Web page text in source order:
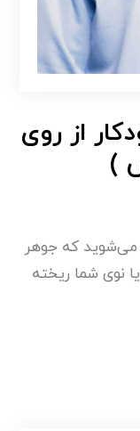
از روی
)
می‌شوید که جوهر
نوی شما ریخته